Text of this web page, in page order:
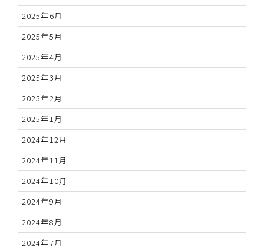
2025年6月
2025年5月
2025年4月
2025年3月
2025年2月
2025年1月
2024年12月
2024年11月
2024年10月
2024年9月
2024年8月
2024年7月